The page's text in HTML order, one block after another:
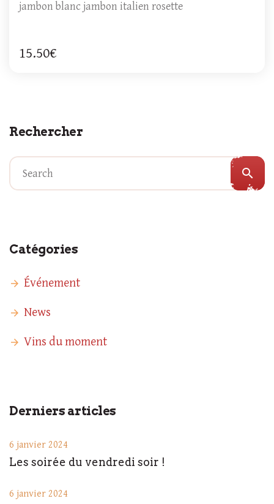
jambon blanc jambon italien rosette
15.50€
Rechercher
search
Catégories
Événement
News
Vins du moment
Derniers articles
6 janvier 2024
Les soirée du vendredi soir !
6 janvier 2024